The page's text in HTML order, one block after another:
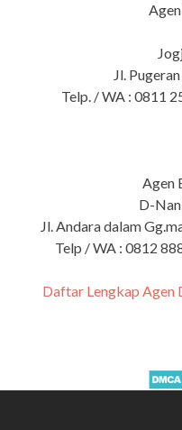
Jl.
Telp. / WA : 0811
Agen
D-
Jl. Andara dalam
Telp / WA : 0812
Daftar Lengkap Agen